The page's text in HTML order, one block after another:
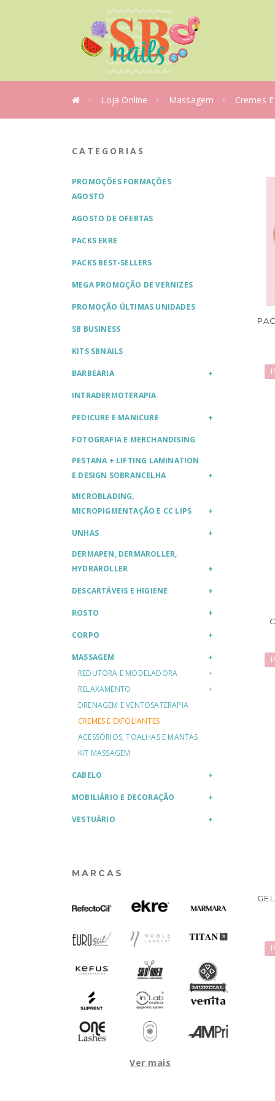
Loja Online Massagem Cremes
CATEGORIAS
PROMOÇÕES FORMAÇÕES
AGOSTO
AGOSTO DE OFERTAS
PACKS EKRE
PACKS BEST-SELLERS
MEGA PROMOÇÃO DE VERNIZES
PROMOÇÃO ÚLTIMAS UNIDADES
SB BUSINESS
KITS SBNAILS
BARBEARIA
INTRADERMOTERAPIA
PEDICURE E MANICURE
FOTOGRAFIA E MERCHANDISING
PESTANA + LIFTING LAMINATION
E DESIGN SOBRANCELHA
MICROBLADING,
MICROPIGMENTAÇÃO E CC LIPS
UNHAS
DERMAPEN, DERMAROLLER,
HYDRAROLLER
DESCARTÁVEIS E HIGIENE
ROSTO
CORPO
MASSAGEM
REDUTORA E MODELADORA
RELAXAMENTO
DRENAGEM E VENTOSATERAPIA
CREMES E EXFOLIANTES
ACESSÓRIOS, TOALHAS E MANTAS
KIT MASSAGEM
CABELO
MOBILIÁRIO E DECORAÇÃO
VESTUÁRIO
MARCAS
Ver mais